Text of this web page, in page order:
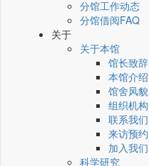
分馆工作动态
分馆借阅FAQ
关于
关于本馆
馆长致辞
本馆介绍
馆舍风貌
组织机构
联系我们
来访预约
加入我们
科学研究